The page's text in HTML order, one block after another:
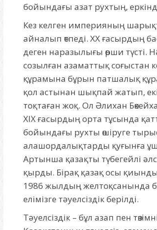
бойындағы азат рухтың,
Кез келген империяның
айналып өтпеді. XX ғасырдың
деген наразылығы өрши түсті.
созылған азаматтық соғыстан
құрамына бұрын патшалық
қол астынан шықпай жатып,
тоқтаған жоқ. Ол Әлихан
XIX ғасырдың орта тұсында
бойындағы рухты өшіруге
алашордалықтарды қуғынға
Артынша қазақты түбегейлі
қырды. Бірақ қазақ осы
1986 жылдың желтоқсанында
елімізге тәуелсіздік берілді.
Тәуелсіздік – бұл азап пен